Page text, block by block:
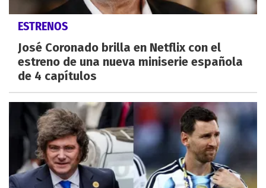
ESTRENOS
José Coronado brilla en Netflix con el
estreno de una nueva miniserie española
de 4 capítulos